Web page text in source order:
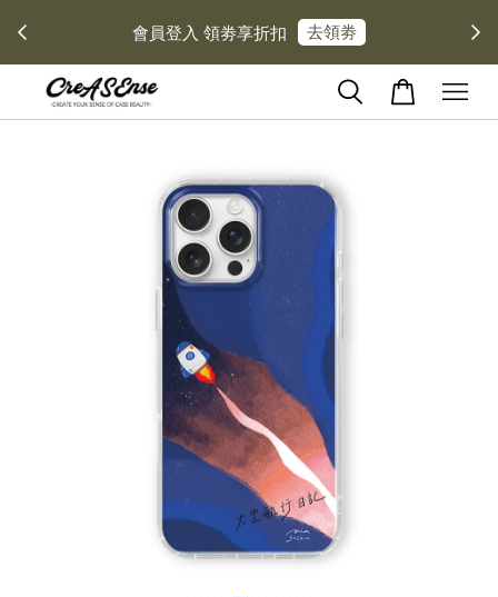
會員登入 領劵享折扣 去領劵